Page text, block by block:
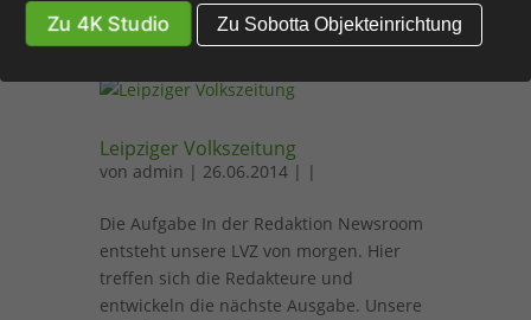
Zu 4K Studio Zu Sobotta Objekteinrichtung
Hersteller...
Leipziger Volkszeitung
von admin | 26.06.2014 | |
Die Aufgabe In der Redaktion Newsroom
entsteht unsere LVZ von morgen. Hier
treffen sich die Redakteure und
entwickeln die nächste Ausgabe. Unsere